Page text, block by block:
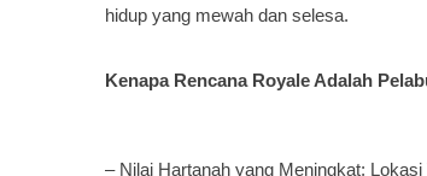
hidup yang mewah dan selesa.
Kenapa Rencana Royale Adalah
– Nilai Hartanah yang Meningkat: